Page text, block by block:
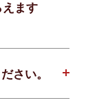
ます
さい。